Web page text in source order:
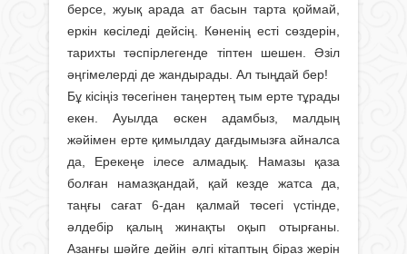
берсе, жуық арада ат басын тарта қоймай,
еркін көсіледі дейсің. Көненің есті сөздерін,
тарихты тәспірлегенде тіптен шешен. Әзіл
әңгімелерді де жандырады. Ал тыңдай бер!
Бұ кісіңіз төсегінен таңертең тым ерте тұрады
екен. Ауылда өскен адамбыз, малдың
жәйімен ерте қимылдау дағдымызға айналса
да, Ерекеңе ілесе алмадық. Намазы қаза
болған намазқандай, қай кезде жатса да,
таңғы сағат 6-дан қалмай төсегі үстінде,
әлдебір қалың жинақты оқып отырғаны.
Азанғы шәйге дейін әлгі кітаптың біраз жерін